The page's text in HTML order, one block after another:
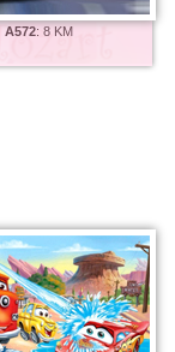
A572: 8 KM